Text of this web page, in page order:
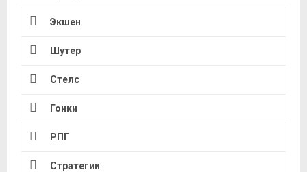
Экшен
Шутер
Стелс
Гонки
РПГ
Стратегии